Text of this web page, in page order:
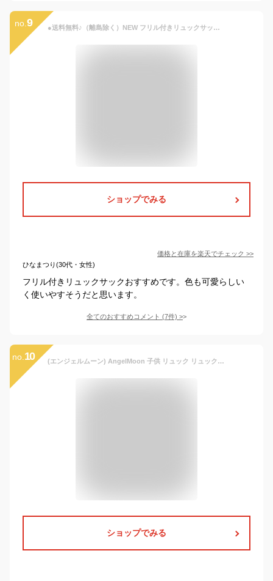
no. 9 ●送料無料♪（離島除く）NEW フリル付きリュックサック（スイーツタイム）（XS・S・Mサイズ）【Ocean＆Ground/オーシャン＆グラウンド】子供/キッズ/ベビー/通園/通学/遠足/ナイロンリュックサック/アウトドア/女の子/かわいい/再入荷
ショップでみる
価格と在庫を楽天でチェック >>
ひなまつり(30代・女性)
フリル付きリュックサックおすすめです。色も可愛らしい
く使いやすそうだと思います。
全てのおすすめコメント (7件) >
no. 10 (エンジェルムーン) AngelMoon 子供 リュック リュックサック 小学生 小学校 通学 花柄 ハイビスカス 女の子 男の子 スクエア ナイロン ミニ ベビー ストラップ 通園 バックル 保育園 旅行 おもしろ ひもつき バンド (ブラック・小)
ショップでみる